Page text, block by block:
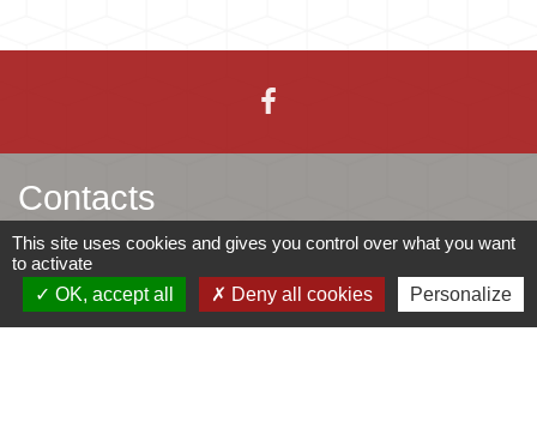
Contacts
Mairie d'Ingersheim
42 rue de la République
68040 Ingersheim - FRANCE
This site uses cookies and gives you control over what you want
to activate
OK, accept all
Deny all cookies Personalize